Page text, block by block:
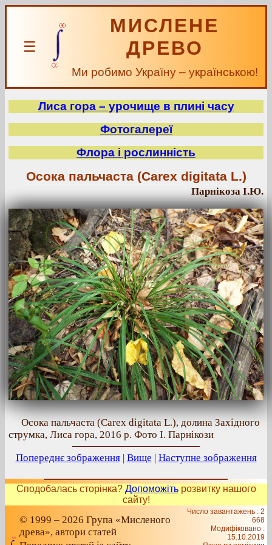
☰
МИСЛЕНЕ
ДРЕВО
Ми робимо Україну – українською!
Лиса гора – урочище в плині часу
Фотогалереї
Флора і рослинність
Осока пальчаста (Carex digitata L.)
Парнікоза І.Ю.
Осока пальчаста (Carex digitata L.), долина Західного
струмка, Лиса гора, 2016 р. Фото І. Парнікози
Попереднє зображення| Вище | Наступне зображення
Сподобалась сторінка? Допоможітьрозвитку нашого
сайту!
© 1999 – 2026 Група «Мисленого
древа», автори статей
Число завантажень : 2
668
Модифіковано :
15.10.2019